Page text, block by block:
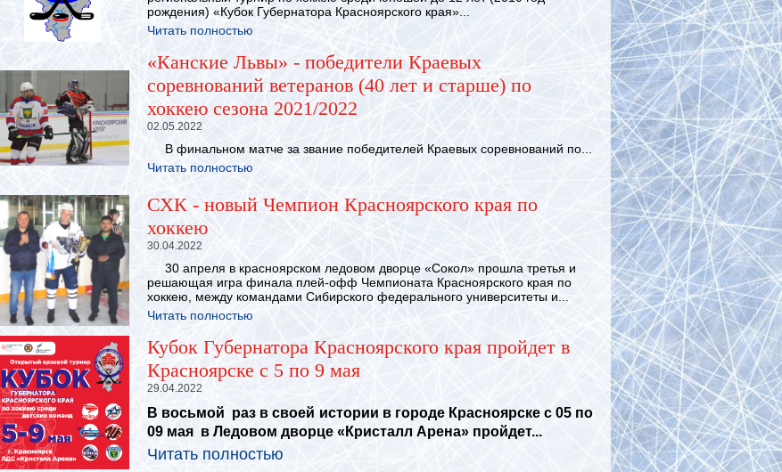
рождения) «Кубок Губернатора Красноярского края»...
Читать полностью
«Канские Львы» - победители Краевых
соревнований ветеранов (40 лет и старше) по
хоккею сезона 2021/2022
02.05.2022
В финальном матче за звание победителей Краевых соревнований по...
Читать полностью
СХК - новый Чемпион Красноярского края по
хоккею
30.04.2022
30 апреля в красноярском ледовом дворце «Сокол» прошла третья и
решающая игра финала плей-офф Чемпионата Красноярского края по
хоккею, между командами Сибирского федерального университеты и...
Читать полностью
Кубок Губернатора Красноярского края пройдет в
Красноярске с 5 по 9 мая
29.04.2022
В восьмой раз в своей истории в городе Красноярске с 05 по
09 мая в Ледовом дворце «Кристалл Арена» пройдет...
Читать полностью